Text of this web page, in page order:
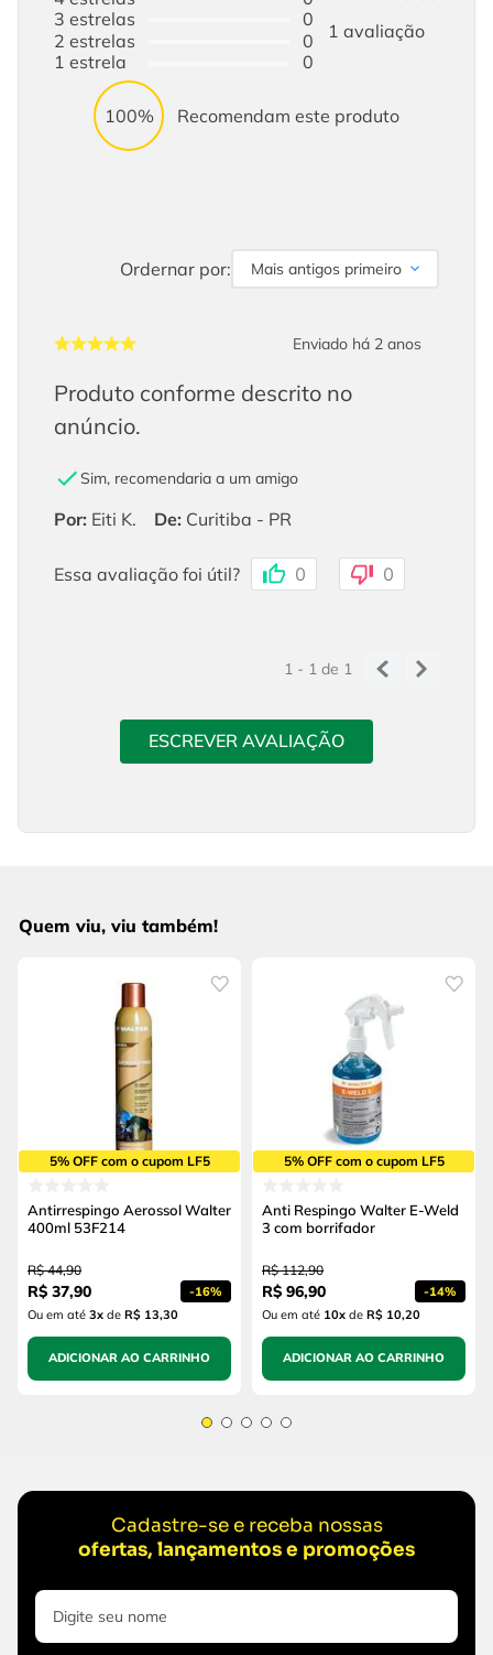
3estrelas
2estrelas
1estrela
0
0
0
1avaliação
100% Recomendam este produto
Ordernar por: Mais antigos primeiro
Enviado há 2 anos
Produto conforme descrito no
anúncio.
Sim, recomendaria a um amigo
Por: Eiti K. De: Curitiba - PR
Essa avaliação foi útil? 0 0
1 - 1de 1
ESCREVER AVALIAÇÃO
Quem viu, viu também!
5% OFF com o cupom LF5
Antirrespingo Aerossol Walter
400ml 53F214
R$ 44,90
R$ 37,90 -16%
Ou em até 3x de R$ 13,30
ADICIONAR AO CARRINHO
5% OFF com o cupom LF5
Anti Respingo Walter E-Weld
3 com borrifador
R$ 112,90
R$ 96,90 -14%
Ou em até 10x de R$ 10,20
ADICIONAR AO CARRINHO
Cadastre-se e receba nossas
ofertas, lançamentos e promoções